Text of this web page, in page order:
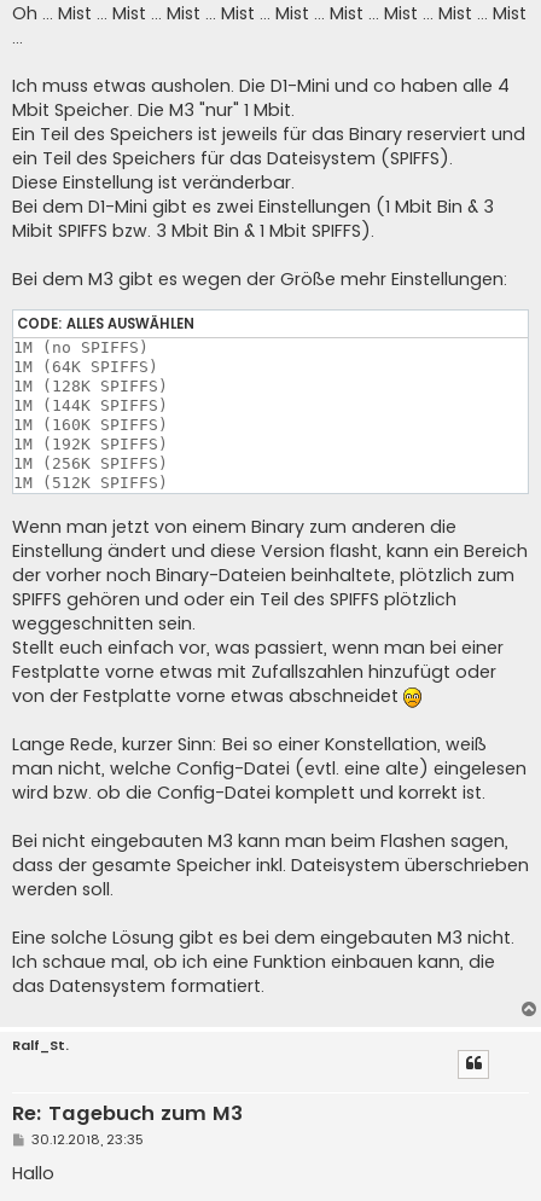
Oh ... Mist ... Mist ... Mist ... Mist ... Mist ... Mist ... Mist ... Mist ... Mist
...
Ich muss etwas ausholen. Die D1-Mini und co haben alle 4
Mbit Speicher. Die M3 "nur" 1 Mbit.
Ein Teil des Speichers ist jeweils für das Binary reserviert und
ein Teil des Speichers für das Dateisystem (SPIFFS).
Diese Einstellung ist veränderbar.
Bei dem D1-Mini gibt es zwei Einstellungen (1 Mbit Bin & 3
Mibit SPIFFS bzw. 3 Mbit Bin & 1 Mbit SPIFFS).
Bei dem M3 gibt es wegen der Größe mehr Einstellungen:
CODE: ALLES AUSWÄHLEN
1M (no SPIFFS)
1M (64K SPIFFS)
1M (128K SPIFFS)
1M (144K SPIFFS)
1M (160K SPIFFS)
1M (192K SPIFFS)
1M (256K SPIFFS)
Wenn man jetzt von einem Binary zum anderen die
Einstellung ändert und diese Version flasht, kann ein Bereich
der vorher noch Binary-Dateien beinhaltete, plötzlich zum
SPIFFS gehören und oder ein Teil des SPIFFS plötzlich
weggeschnitten sein.
Stellt euch einfach vor, was passiert, wenn man bei einer
Festplatte vorne etwas mit Zufallszahlen hinzufügt oder
von der Festplatte vorne etwas abschneidet
Lange Rede, kurzer Sinn: Bei so einer Konstellation, weiß
man nicht, welche Config-Datei (evtl. eine alte) eingelesen
wird bzw. ob die Config-Datei komplett und korrekt ist.
Bei nicht eingebauten M3 kann man beim Flashen sagen,
dass der gesamte Speicher inkl. Dateisystem überschrieben
werden soll.
Eine solche Lösung gibt es bei dem eingebauten M3 nicht.
Ich schaue mal, ob ich eine Funktion einbauen kann, die
das Datensystem formatiert.
Ralf_St.
Re: Tagebuch zum M3
B
i
t
30.12.2018, 23:35
Hallo